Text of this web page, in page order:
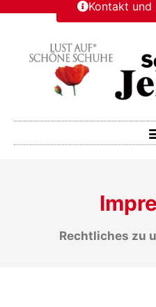
Kontakt und
Rechtliches zu